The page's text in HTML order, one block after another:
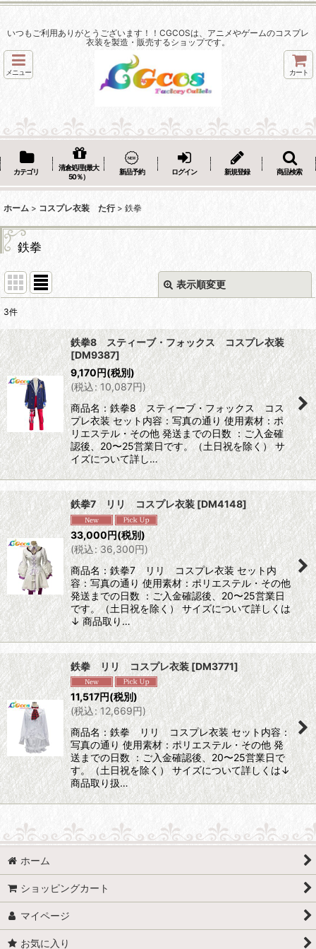
いつもご利用ありがとうございます！！CGCOSは、アニメやゲームのコスプレ
衣装を製造・販売するショップです。
メニュー カート
カテゴリ
清倉処理(最大
50％）
新品予約 ログイン 新規登録 商品検索
ホーム > コスプレ衣装 た行 > 鉄拳
鉄拳
表示順変更
並び順:
絞り込む
3件
鉄拳8 スティーブ・フォックス コスプレ衣装
[DM9387]
9,170円(税別)
(税込: 10,087円)
商品名：鉄拳8 スティーブ・フォックス コス
プレ衣装 セット内容：写真の通り 使用素材：ポ
リエステル・その他 発送までの日数 ：ご入金確
認後、20〜25営業日です。（土日祝を除く） サ
イズについて詳し…
鉄拳7 リリ コスプレ衣装 [DM4148]
33,000円(税別)
(税込: 36,300円)
商品名：鉄拳7 リリ コスプレ衣装 セット内
容：写真の通り 使用素材：ポリエステル・その他
発送までの日数 ：ご入金確認後、20〜25営業日
です。（土日祝を除く） サイズについて詳しくは
↓ 商品取り…
鉄拳 リリ コスプレ衣装[DM3771]
11,517円(税別)
(税込: 12,669円)
商品名：鉄拳 リリ コスプレ衣装 セット内容：
写真の通り 使用素材：ポリエステル・その他 発
送までの日数 ：ご入金確認後、20〜25営業日で
す。（土日祝を除く） サイズについて詳しくは↓
商品取り扱…
ホーム
ショッピングカート
マイページ
お気に入り